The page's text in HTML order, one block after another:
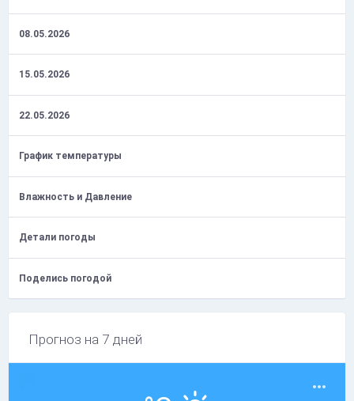
08.05.2026
15.05.2026
22.05.2026
График температуры
Влажность и Давление
Детали погоды
Поделись погодой
Прогноз на 7 дней